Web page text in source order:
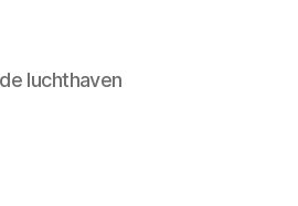
luchthaven